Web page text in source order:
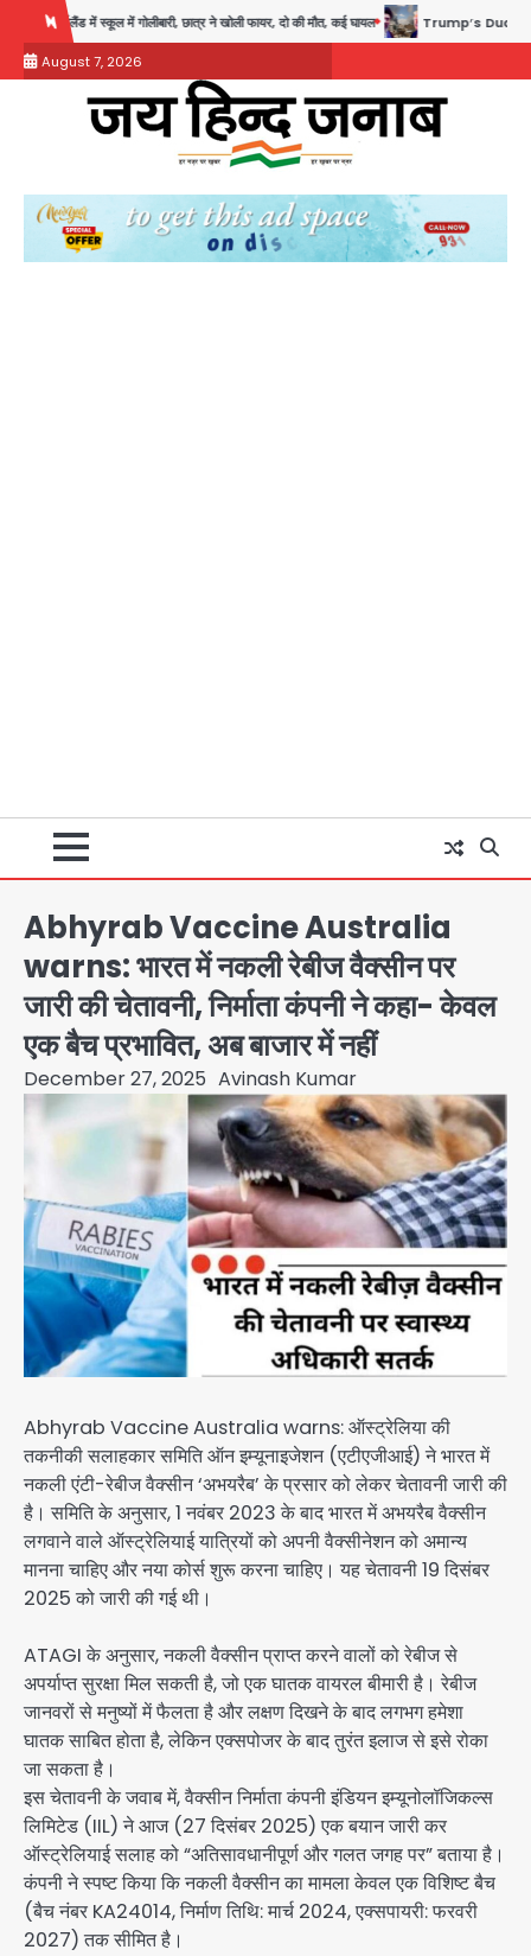
content
छात्र ने खोली फायर, दो की मौत, कई घायल Trump’s Dual Crisis: ईरान युद्ध से नहीं
August 7, 2026
Abhyrab Vaccine Australia
warns: भारत में नकली रेबीज वैक्सीन पर
जारी की चेतावनी, निर्माता कंपनी ने कहा- केवल
एक बैच प्रभावित, अब बाजार में नहीं
December 27, 2025 Avinash Kumar
Abhyrab Vaccine Australia warns: ऑस्ट्रेलिया की
तकनीकी सलाहकार समिति ऑन इम्यूनाइजेशन (एटीएजीआई) ने भारत में
नकली एंटी-रेबीज वैक्सीन ‘अभयरैब’ के प्रसार को लेकर चेतावनी जारी की
है। समिति के अनुसार, 1 नवंबर 2023 के बाद भारत में अभयरैब वैक्सीन
लगवाने वाले ऑस्ट्रेलियाई यात्रियों को अपनी वैक्सीनेशन को अमान्य
मानना चाहिए और नया कोर्स शुरू करना चाहिए। यह चेतावनी 19 दिसंबर
2025 को जारी की गई थी।
ATAGI के अनुसार, नकली वैक्सीन प्राप्त करने वालों को रेबीज से
अपर्याप्त सुरक्षा मिल सकती है, जो एक घातक वायरल बीमारी है। रेबीज
जानवरों से मनुष्यों में फैलता है और लक्षण दिखने के बाद लगभग हमेशा
घातक साबित होता है, लेकिन एक्सपोजर के बाद तुरंत इलाज से इसे रोका
जा सकता है।
इस चेतावनी के जवाब में, वैक्सीन निर्माता कंपनी इंडियन इम्यूनोलॉजिकल्स
लिमिटेड (IIL) ने आज (27 दिसंबर 2025) एक बयान जारी कर
ऑस्ट्रेलियाई सलाह को “अतिसावधानीपूर्ण और गलत जगह पर” बताया है।
कंपनी ने स्पष्ट किया कि नकली वैक्सीन का मामला केवल एक विशिष्ट बैच
(बैच नंबर KA24014, निर्माण तिथि: मार्च 2024, एक्सपायरी: फरवरी
2027) तक सीमित है।